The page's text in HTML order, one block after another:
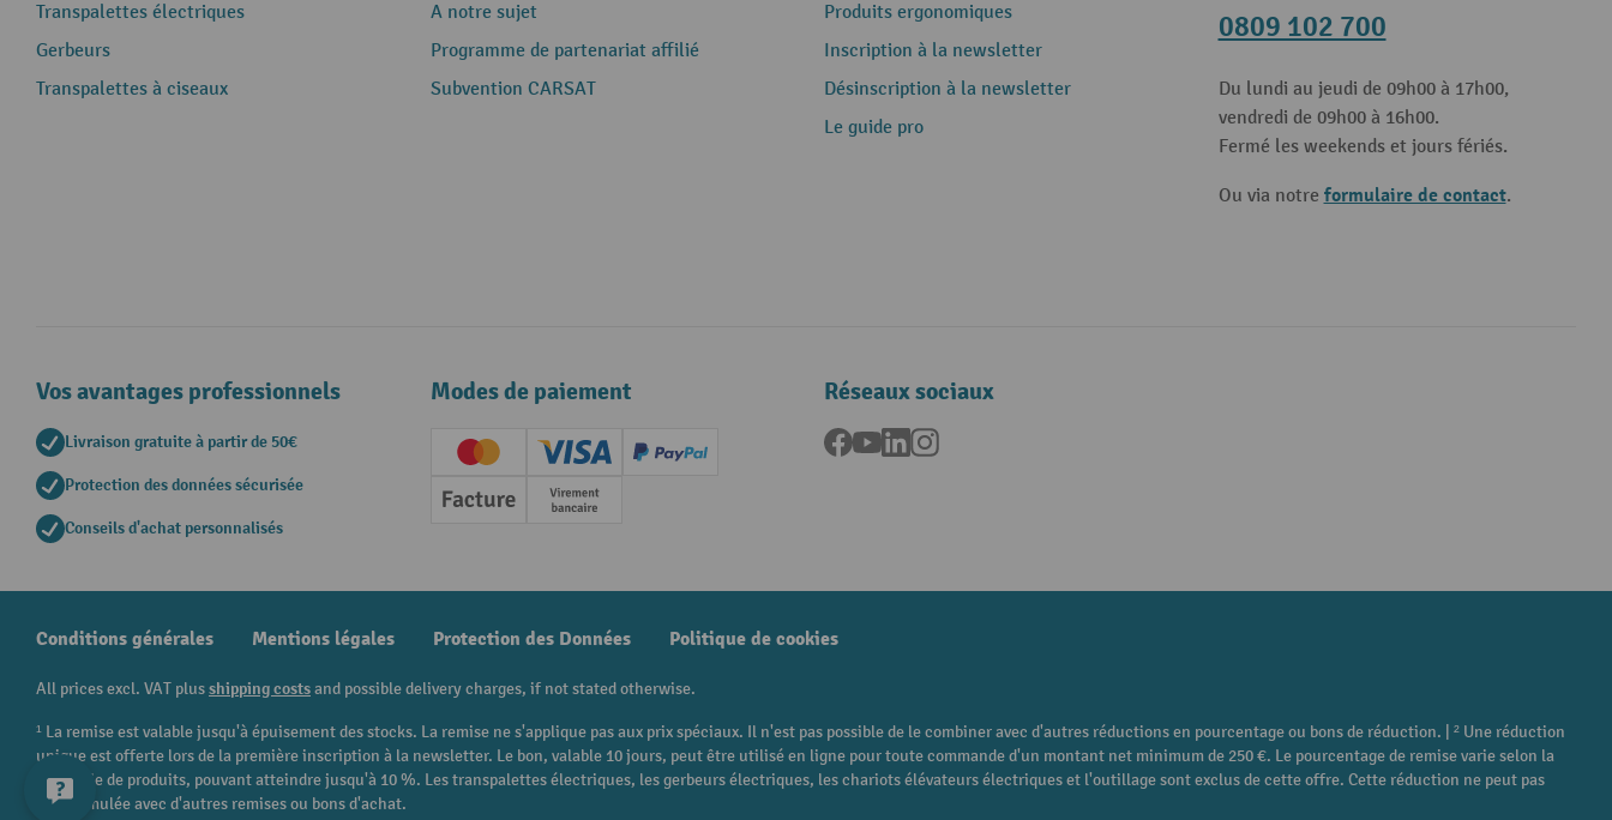
Transpalettes électriques
Gerbeurs
Transpalettes à ciseaux
A notre sujet
Programme de partenariat affilié
Subvention CARSAT
Produits ergonomiques
Inscription à la newsletter
Désinscription à la newsletter
Le guide pro
0809 102 700
Du lundi au jeudi de 09h00 à 17h00,
vendredi de 09h00 à 16h00.
Fermé les weekends et jours fériés.
Ou via notre formulaire de contact.
Vos avantages professionnels
Livraison gratuite à partir de 50€
Protection des données sécurisée
Conseils d'achat personnalisés
Modes de paiement
Creditcard (Master)Creditcard (Visa)
PayPal
Facture Paiement anticipé
Réseaux sociaux
Facebook
YouTubeLinkedInInstagram
Conditions générales Mentions légales Protection des Données Politique de cookies
All prices excl. VAT plusshipping costsand possible delivery charges, if not stated otherwise.
¹ La remise est valable jusqu'à épuisement des stocks. La remise ne s'applique pas aux prix spéciaux. Il n'est pas possible de le combiner avec d'autres réductions en pourcentage ou bons de réduction. | ² Une réduction
unique est offerte lors de la première inscription à la newsletter. Le bon, valable 10 jours, peut être utilisé en ligne pour toute commande d'un montant net minimum de 250 €. Le pourcentage de remise varie selon la
catégorie de produits, pouvant atteindre jusqu'à 10 %. Les transpalettes électriques, les gerbeurs électriques, les chariots élévateurs électriques et l'outillage sont exclus de cette offre. Cette réduction ne peut pas
être cumulée avec d'autres remises ou bons d'achat.